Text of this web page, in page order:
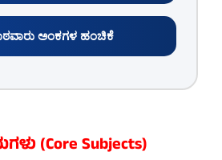
ಅಂಕಗಳ ಹಂಚಿಕೆ
(Core Subjects)